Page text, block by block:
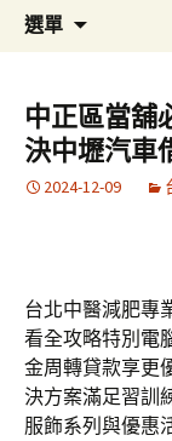
選單
容
區
中正區當舖
決中壢汽車
2024-12-09
台北中醫減肥專
看全攻略特別 電
金周轉貸款享更
決方案滿足習訓
服飾系列與優惠